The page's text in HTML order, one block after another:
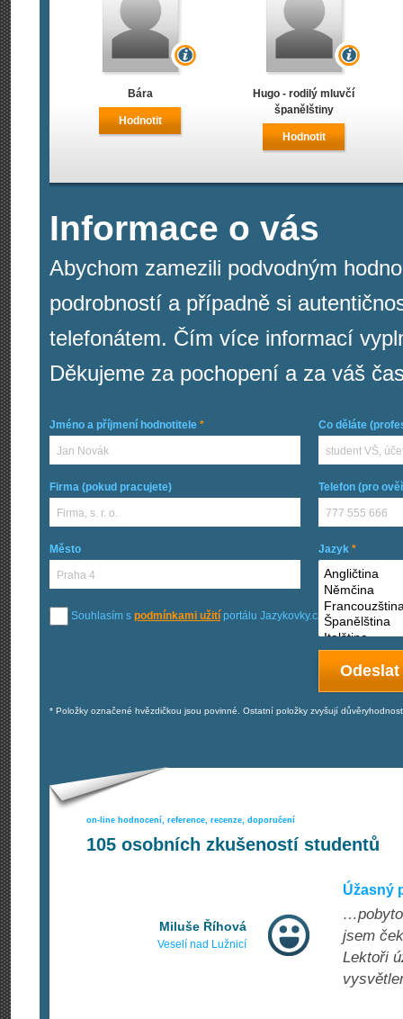
Bára
Hodnotit
Hugo - rodilý mluvčí
španělštiny
Hodnotit
Informace o vás
Abychom zamezili podvodným
podrobností a případně si
telefonátem. Čím více informací
Děkujeme za pochopení a za váš
Jméno a příjmení hodnotitele * Co děláte
Firma (pokud pracujete) Telefon (pro
Město Jazyk *
Souhlasím s podmínkami užití portálu Jazykovky.cz.*
* Položky označené hvězdičkou jsou povinné. Ostatní položky zvyšují
on-line hodnocení, reference, recenze, doporučení
105 osobních zkušeností studentů
Miluše Říhová
Veselí nad Lužnicí
Úžasný
jsem
Lektoři